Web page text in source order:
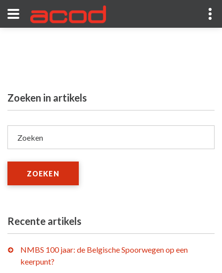
Zoeken in artikels
Zoeken
ZOEKEN
Recente artikels
NMBS 100 jaar: de Belgische Spoorwegen op een
keerpunt?